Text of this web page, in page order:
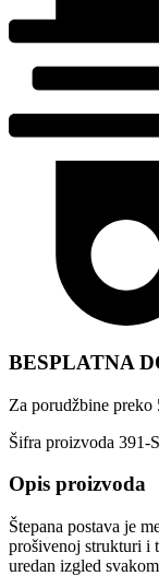
BESPLATNA
Za porudžbine preko
Šifra proizvoda 391-
Opis proizvoda
Štepana postava je
prošivenoj strukturi i
uredan izgled